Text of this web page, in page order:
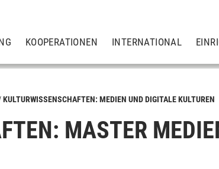
KOOPERATIONEN INTERNATIONAL
KULTURWISSENSCHAFTEN: MEDIEN UND DIGITALE KULTUREN
MASTER